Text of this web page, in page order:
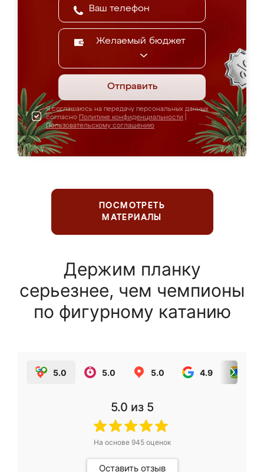
Желаемый бюджет
Отправить
Я соглашаюсь на передачу персональных данных
согласно Политике конфиденциальности
Пользовательскому соглашению
ПОСМОТРЕТЬ
МАТЕРИАЛЫ
Держим планку
серьезнее, чем чемпионы
по фигурному катанию
5.0 5.0 5.0 4.9
5.0 из 5
На основе 945оценок
Оставить отзыв